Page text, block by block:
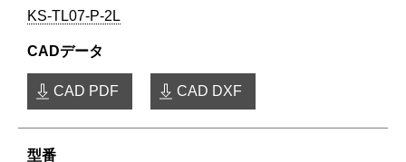
KS-TL07-P-2L
CAD PDF CAD DXF